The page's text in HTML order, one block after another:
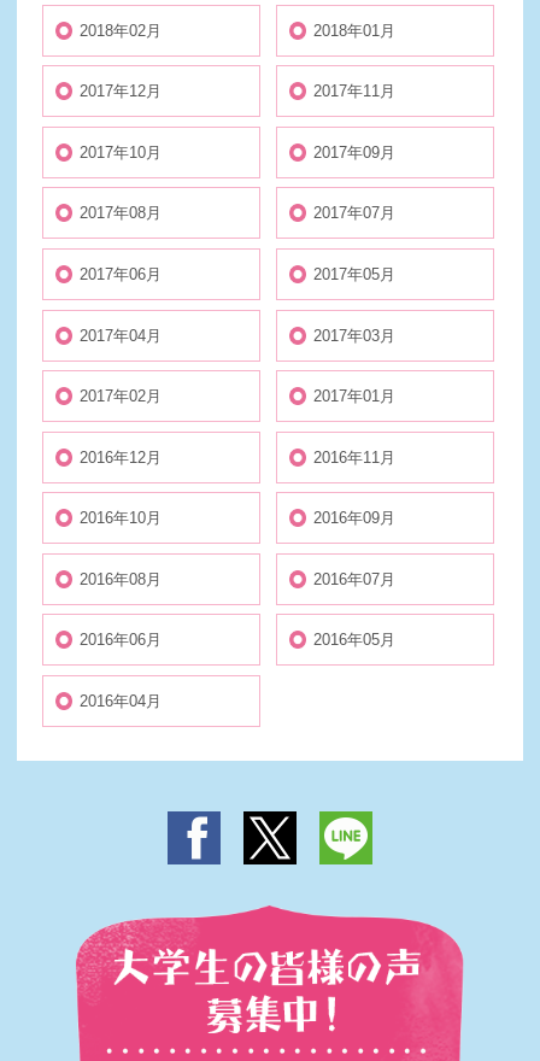
2018年02月 2018年01月
2017年12月 2017年11月
2017年10月 2017年09月
2017年08月 2017年07月
2017年06月 2017年05月
2017年04月 2017年03月
2017年02月 2017年01月
2016年12月 2016年11月
2016年10月 2016年09月
2016年08月 2016年07月
2016年06月 2016年05月
2016年04月